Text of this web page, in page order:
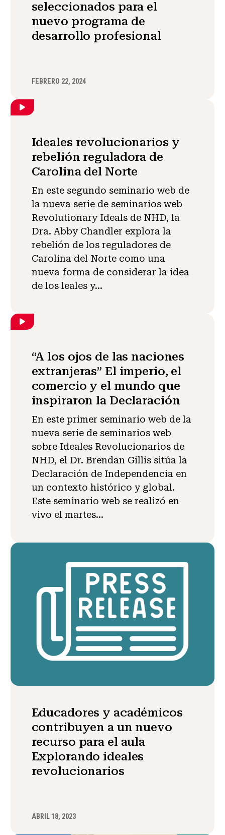
seleccionados para el
nuevo programa de
desarrollo profesional
FEBRERO 22, 2024
Ideales revolucionarios y
rebelión reguladora de
Carolina del Norte
En este segundo seminario web de
la nueva serie de seminarios web
Revolutionary Ideals de NHD, la
Dra. Abby Chandler explora la
rebelión de los reguladores de
Carolina del Norte como una
nueva forma de considerar la idea
de los leales y...
“A los ojos de las naciones
extranjeras” El imperio, el
comercio y el mundo que
inspiraron la Declaración
En este primer seminario web de la
nueva serie de seminarios web
sobre Ideales Revolucionarios de
NHD, el Dr. Brendan Gillis sitúa la
Declaración de Independencia en
un contexto histórico y global.
Este seminario web se realizó en
vivo el martes...
Educadores y académicos
contribuyen a un nuevo
recurso para el aula
Explorando ideales
revolucionarios
ABRIL 18, 2023